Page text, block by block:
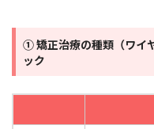
① 矯正治療の種類（ワイ
ック